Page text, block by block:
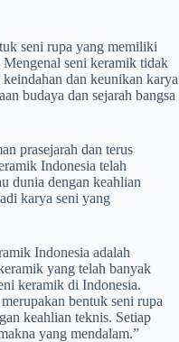
seni rupa yang memiliki
seni keramik tidak
dan keunikan karya
budaya dan sejarah bangsa
prasejarah dan terus
Indonesia telah
dunia dengan keahlian
karya seni yang
Indonesia adalah
yang telah banyak
keramik di Indonesia.
bentuk seni rupa
keahlian teknis. Setiap
yang mendalam.”